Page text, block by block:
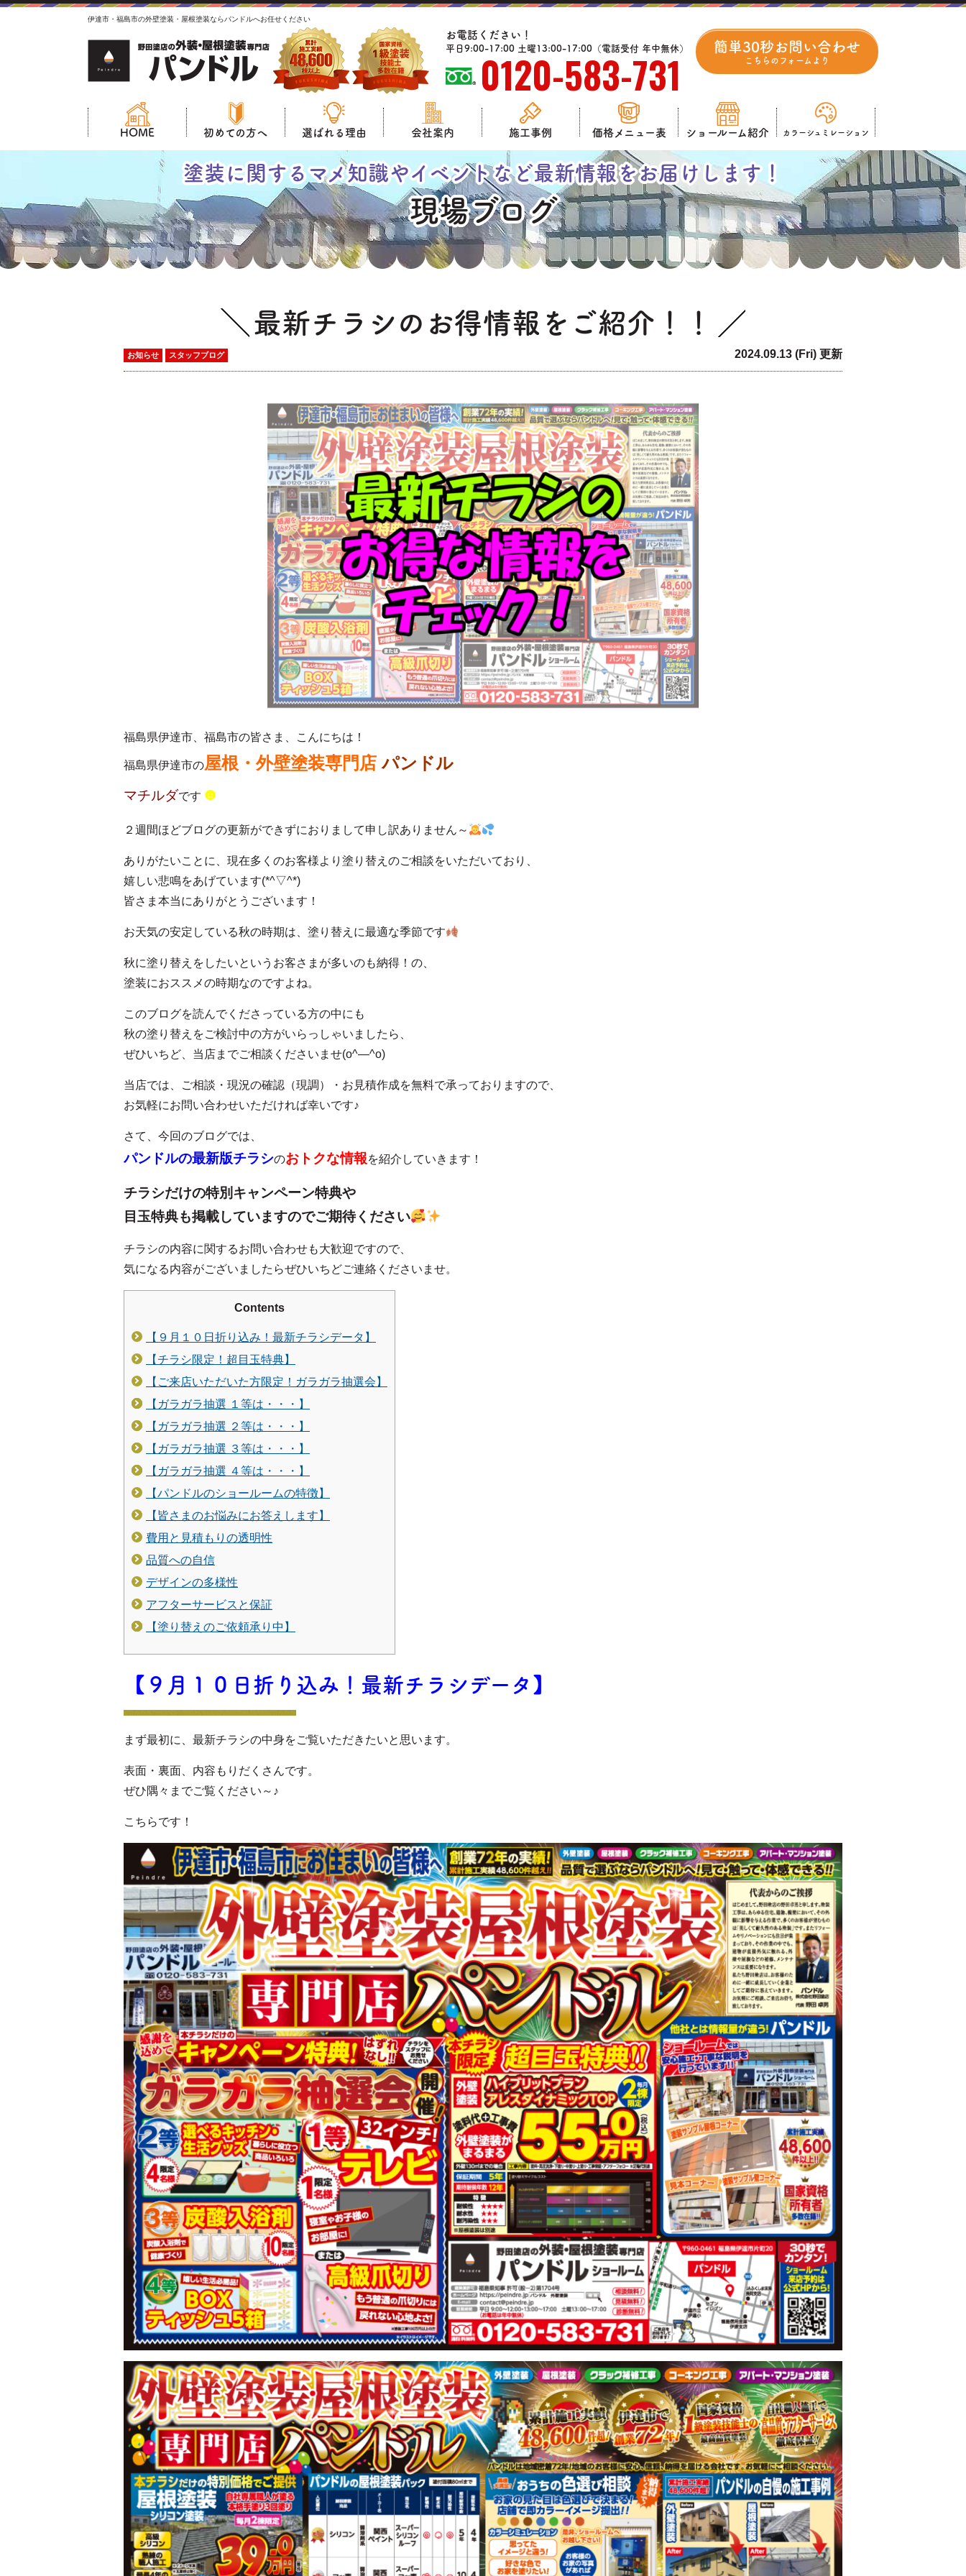
伊達市・福島市の外壁塗装・屋根塗装ならパンドルへお任せください
お電話ください！
平日9:00-17:00 土曜13:00-17:00（電話受付 年中無休）
0120-583-731
簡単30秒お問い合わせ
こちらのフォームより
HOME 初めての方へ 選ばれる理由 会社案内 施工事例 価格メニュー表 ショールーム紹介 カラーシュミレーション
塗装に関するマメ知識やイベントなど最新情報をお届けします！
現場ブログ
最新チラシのお得情報をご紹介！！
お知らせ スタッフブログ 2024.09.13 (Fri) 更新
福島県伊達市、福島市の皆さま、こんにちは！
福島県伊達市の屋根・外壁塗装専門店パンドル
マチルダです ☻
２週間ほどブログの更新ができずにおりまして申し訳ありません～
ありがたいことに、現在多くのお客様より塗り替えのご相談をいただいており、
嬉しい悲鳴をあげています(*^▽^*)
皆さま本当にありがとうございます！
お天気の安定している秋の時期は、塗り替えに最適な季節です
秋に塗り替えをしたいというお客さまが多いのも納得！の、
塗装におススメの時期なのですよね。
このブログを読んでくださっている方の中にも
秋の塗り替えをご検討中の方がいらっしゃいましたら、
ぜひいちど、当店までご相談くださいませ(o^―^o)
当店では、ご相談・現況の確認（現調）・お見積作成を無料で承っておりますので、
お気軽にお問い合わせいただければ幸いです♪
さて、今回のブログでは、
パンドルの最新版チラシのおトクな情報を紹介していきます！
チラシだけの特別キャンペーン特典や
目玉特典も掲載していますのでご期待ください
チラシの内容に関するお問い合わせも大歓迎ですので、
気になる内容がございましたらぜひいちどご連絡くださいませ。
Contents
【９月１０日折り込み！最新チラシデータ】
【チラシ限定！超目玉特典】
【ご来店いただいた方限定！ガラガラ抽選会】
【ガラガラ抽選 １等は・・・】
【ガラガラ抽選 ２等は・・・】
【ガラガラ抽選 ３等は・・・】
【ガラガラ抽選 ４等は・・・】
【パンドルのショールームの特徴】
【皆さまのお悩みにお答えします】
費用と見積もりの透明性
品質への自信
デザインの多様性
アフターサービスと保証
【塗り替えのご依頼承り中】
【９月１０日折り込み！最新チラシデータ 】
まず最初に、最新チラシの中身をご覧いただきたいと思います。
表面・裏面、内容もりだくさんです。
ぜひ隅々までご覧ください～♪
こちらです！